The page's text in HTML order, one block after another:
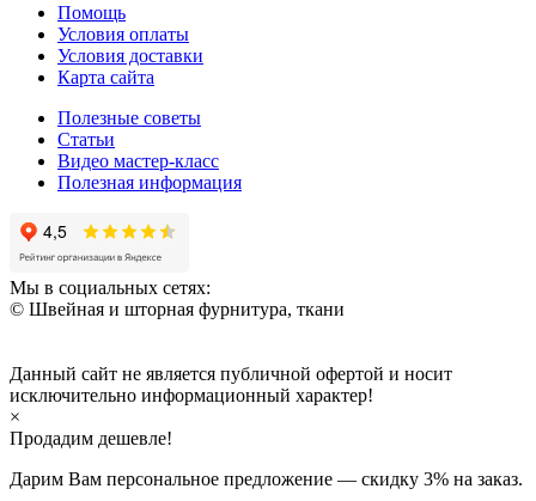
Помощь
Условия оплаты
Условия доставки
Карта сайта
Полезные советы
Статьи
Видео мастер-класс
Полезная информация
Мы в социальных сетях:
© Швейная и шторная фурнитура, ткани
Данный сайт не является публичной офертой и носит
исключительно информационный характер!
×
Продадим дешевле!
Дарим Вам персональное предложение — скидку 3% на заказ.